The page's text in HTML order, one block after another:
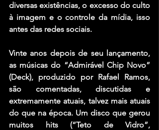
diversas existências, o excesso do culto
à imagem e o controle da mídia, isso
antes das redes sociais.
Vinte anos depois de seu lançamento,
as músicas do “Admirável Chip Novo”
(Deck), produzido por Rafael Ramos,
são comentadas, discutidas e
extremamente atuais, talvez mais atuais
do que na época. Um disco que gerou
muitos hits (“Teto de Vidro”,